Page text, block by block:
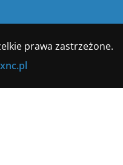
prawa zastrzeżone.
xnc.pl